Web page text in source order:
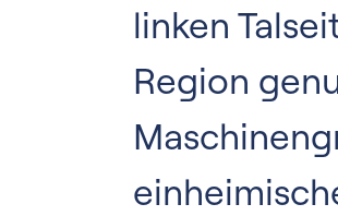
linken
Region